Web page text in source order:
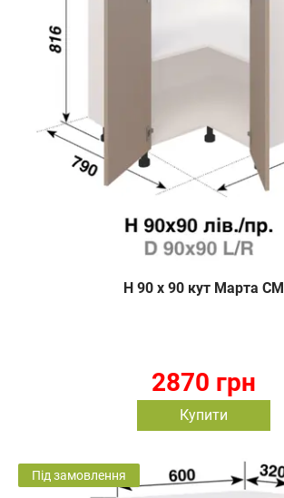
Н 90 х 90 кут Марта СМ
2870 грн
Купити
Під замовлення